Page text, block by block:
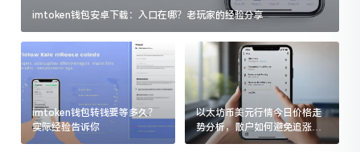
imtoken钱包安卓下载：入口在哪？老玩家的经验分享
imtoken钱包转钱要等多久？
实际经验告诉你
以太坊币美元行情今日价格走
势分析，散户如何避免追涨杀
跌被套牢